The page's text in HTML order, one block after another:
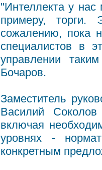
"Интеллекта у нас
примеру, торги.
сожалению, пока
специалистов в
управлении
Бочаров.
Заместитель
Василий
включая
уровнях -
конкретным